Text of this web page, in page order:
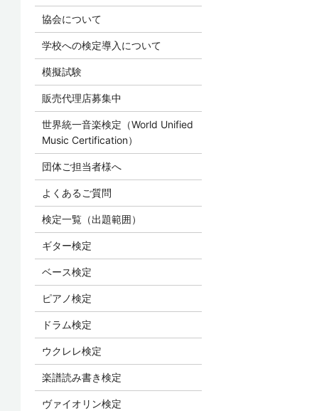
協会について
学校への検定導入について
模擬試験
販売代理店募集中
世界統一音楽検定（World Unified
Music Certification）
団体ご担当者様へ
よくあるご質問
検定一覧（出題範囲）
ギター検定
ベース検定
ピアノ検定
ドラム検定
ウクレレ検定
楽譜読み書き検定
ヴァイオリン検定